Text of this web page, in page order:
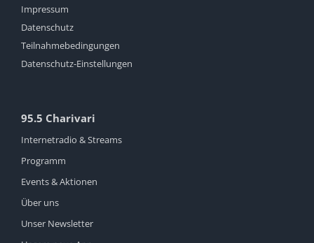
Impressum
Datenschutz
Teilnahmebedingungen
Datenschutz-Einstellungen
95.5 Charivari
Internetradio & Streams
Programm
Events & Aktionen
Über uns
Unser Newsletter